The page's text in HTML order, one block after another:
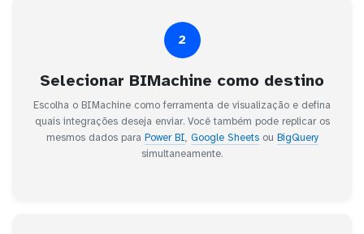
2
Selecionar BIMachine como destino
Escolha o BIMachine como ferramenta de visualização e defina
quais integrações deseja enviar. Você também pode replicar os
mesmos dados para Power BI, Google Sheetsou BigQuery
simultaneamente.